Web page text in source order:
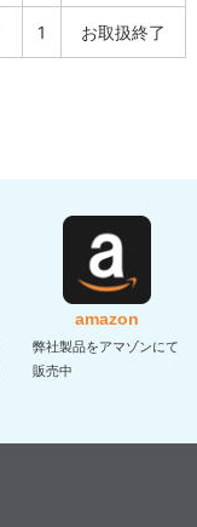
1 お取扱終了
amazon
弊社製品をアマゾンにて
販売中